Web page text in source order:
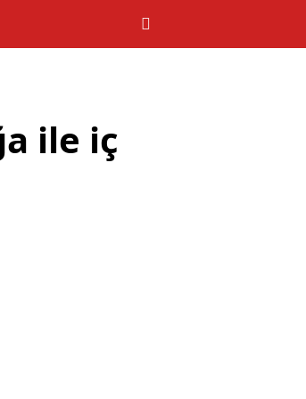
ile iç